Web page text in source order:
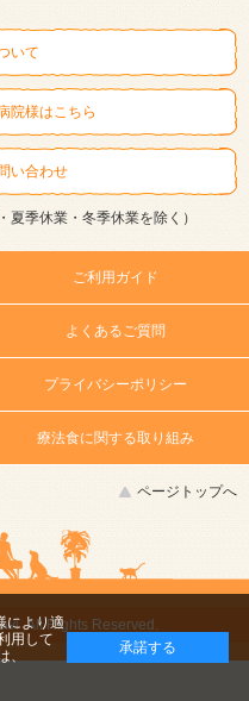
いて
院様はこちら
い合わせ
夏季休業・冬季休業を除く）
ご利用ガイド
よくあるご質問
プライバシーポリシー
療法食に関する取り組み
ページトップへ
,All Rights Reserved.
により適
用して
、
承諾する